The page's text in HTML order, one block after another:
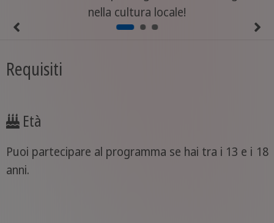
nella cultura locale!
Requisiti
Età
Puoi partecipare al programma se hai tra i 13 e i 18
anni.